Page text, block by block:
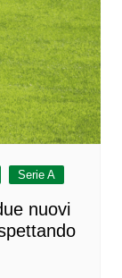
Serie A
nuovi